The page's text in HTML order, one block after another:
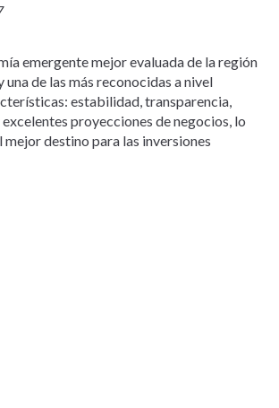
emergente mejor evaluada de la región
de las más reconocidas a nivel
estabilidad, transparencia,
proyecciones de negocios, lo
destino para las inversiones